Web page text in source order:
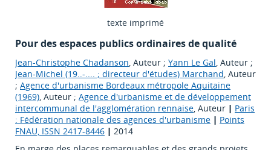
texte imprimé
Pour des espaces publics ordinaires de qualité
Jean-Christophe Chadanson, Auteur ; Yann Le Gal, Auteur ;
Jean-Michel (19..-.... ; directeur d'études) Marchand, Auteur
; Agence d'urbanisme Bordeaux métropole Aquitaine
(1969), Auteur ; Agence d'urbanisme et de développement
intercommunal de l'agglomération rennaise, Auteur | Paris
: Fédération nationale des agences d'urbanisme | Points
FNAU, ISSN 2417-8446 | 2014